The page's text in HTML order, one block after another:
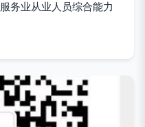
务业从业人员综合能力